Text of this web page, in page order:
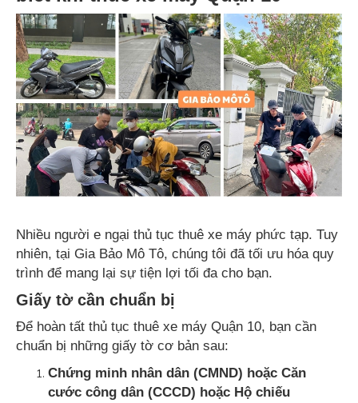
Nhiều người e ngại thủ tục thuê xe máy phức tạp. Tuy
nhiên, tại Gia Bảo Mô Tô, chúng tôi đã tối ưu hóa quy
trình để mang lại sự tiện lợi tối đa cho bạn.
Giấy tờ cần chuẩn bị
Để hoàn tất thủ tục thuê xe máy Quận 10, bạn cần
chuẩn bị những giấy tờ cơ bản sau:
Chứng minh nhân dân (CMND) hoặc Căn
cước công dân (CCCD) hoặc Hộ chiếu